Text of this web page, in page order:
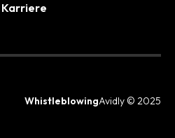
Karriere
WhistleblowingAvidly © 2025